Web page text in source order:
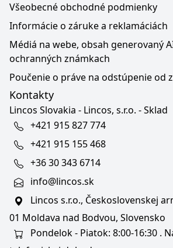
Všeobecné obchodné podmienky
Informácie o záruke a reklamáciách
Médiá na webe, obsah generovaný
ochranných známkach
Poučenie o práve na odstúpenie od
Kontakty
Lincos Slovakia - Lincos, s.r.o. - Sklad
+421 915 827 774
+421 915 155 468
+36 30 343 6714
info@lincos.sk
Lincos s.r.o., Československej
01 Moldava nad Bodvou, Slovensko
Pondelok - Piatok: 8:00-16:30 .